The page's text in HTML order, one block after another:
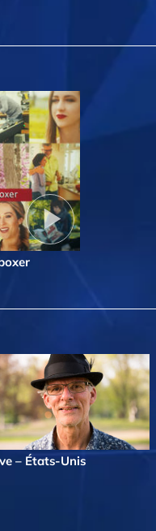
– États-Unis